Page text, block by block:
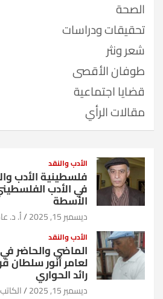
الصحة
تحقيقات ودراسات
شعر ونثر
طوفان الأقصى
قضايا اجتماعية
مقالات الرأي
الأدب والنقد
فلسطينية الأدب
في الأدب
الأسطة
ديسمبر 15, 2025 أ. د.
الأدب والنقد
الماضي والحاضر
لعامر أنور سلطان
رائد الحواري
ديسمبر 15, 2025